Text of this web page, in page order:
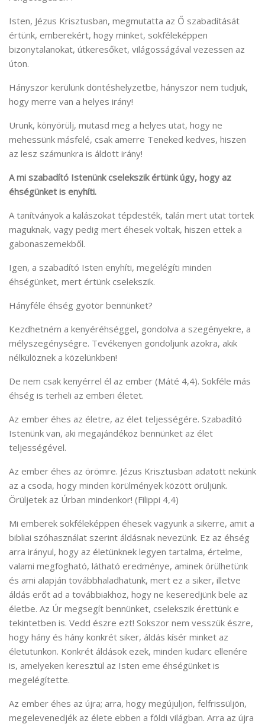
Isten, Jézus Krisztusban, megmutatta az Ő szabadítását
értünk, emberekért, hogy minket, sokféleképpen
bizonytalanokat, útkeresőket, világosságával vezessen az
úton.
Hányszor kerülünk döntéshelyzetbe, hányszor nem tudjuk,
hogy merre van a helyes irány!
Urunk, könyörülj, mutasd meg a helyes utat, hogy ne
mehessünk másfelé, csak amerre Teneked kedves, hiszen
az lesz számunkra is áldott irány!
A mi szabadító Istenünk cselekszik értünk úgy, hogy az
éhségünket is enyhíti.
A tanítványok a kalászokat tépdesték, talán mert utat törtek
maguknak, vagy pedig mert éhesek voltak, hiszen ettek a
gabonaszemekből.
Igen, a szabadító Isten enyhíti, megelégíti minden
éhségünket, mert értünk cselekszik.
Hányféle éhség gyötör bennünket?
Kezdhetném a kenyéréhséggel, gondolva a szegényekre, a
mélyszegénységre. Tevékenyen gondoljunk azokra, akik
nélkülöznek a közelünkben!
De nem csak kenyérrel él az ember (Máté 4,4). Sokféle más
éhség is terheli az emberi életet.
Az ember éhes az életre, az élet teljességére. Szabadító
Istenünk van, aki megajándékoz bennünket az élet
teljességével.
Az ember éhes az örömre. Jézus Krisztusban adatott nekünk
az a csoda, hogy minden körülmények között örüljünk.
Örüljetek az Úrban mindenkor! (Filippi 4,4)
Mi emberek sokféleképpen éhesek vagyunk a sikerre, amit a
bibliai szóhasználat szerint áldásnak nevezünk. Ez az éhség
arra irányul, hogy az életünknek legyen tartalma, értelme,
valami megfogható, látható eredménye, aminek örülhetünk
és ami alapján továbbhaladhatunk, mert ez a siker, illetve
áldás erőt ad a továbbiakhoz, hogy ne keseredjünk bele az
életbe. Az Úr megsegít bennünket, cselekszik érettünk e
tekintetben is. Vedd észre ezt! Sokszor nem vesszük észre,
hogy hány és hány konkrét siker, áldás kísér minket az
életutunkon. Konkrét áldások ezek, minden kudarc ellenére
is, amelyeken keresztül az Isten eme éhségünket is
megelégítette.
Az ember éhes az újra; arra, hogy megújuljon, felfrissüljön,
megelevenedjék az élete ebben a földi világban. Arra az újra